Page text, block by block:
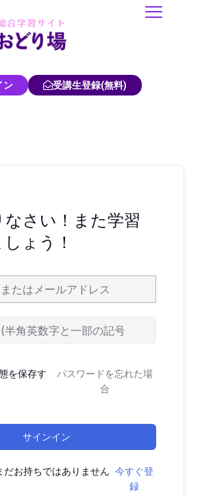
ン 受講生登録(無料)
さい！また学習
ょう！
を保存す
パスワードを忘れた場
合
サインイン
だお持ちではありません 今すぐ登
録